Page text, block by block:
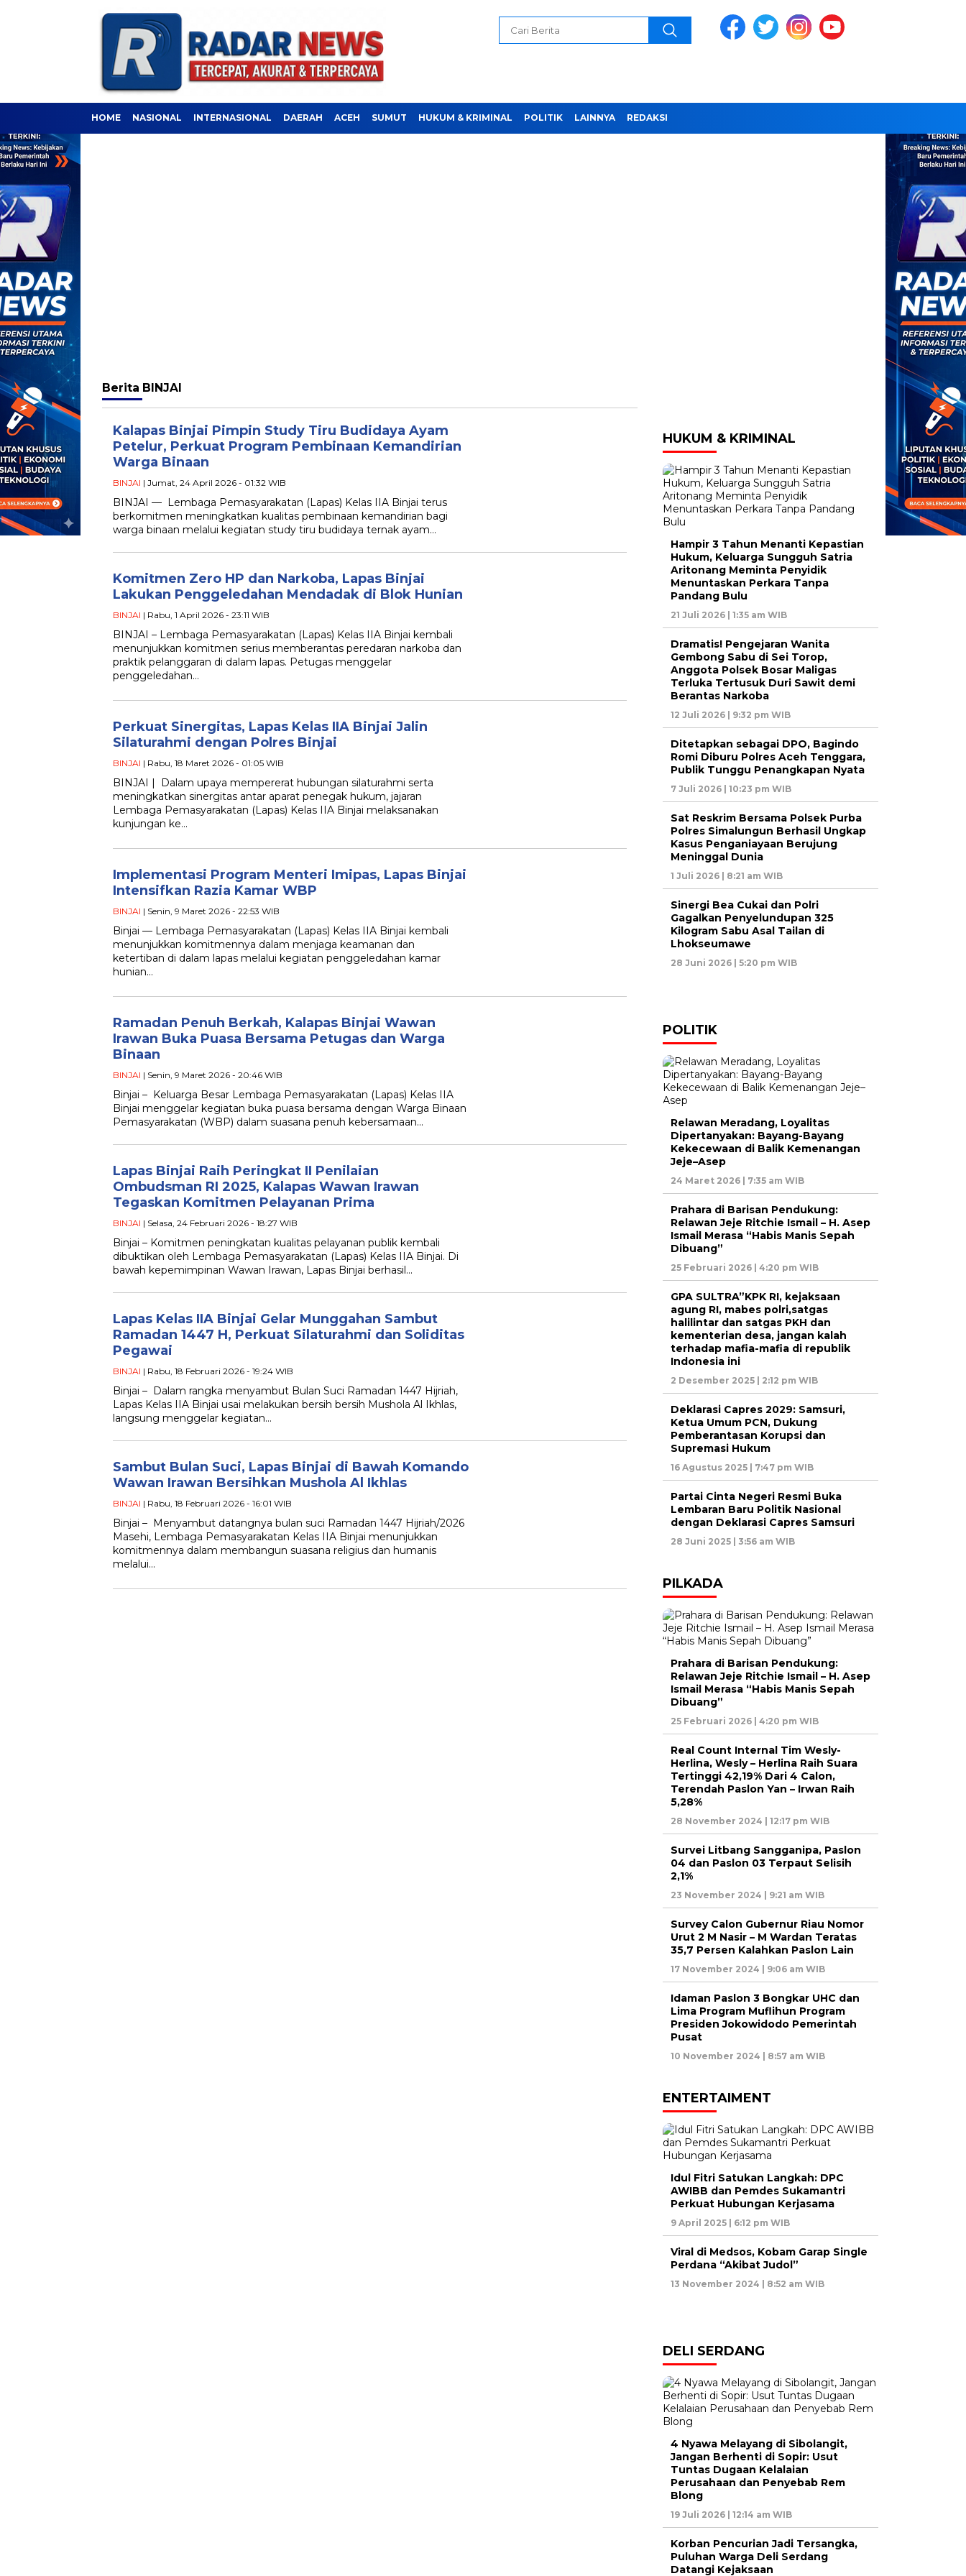
HOME NASIONAL INTERNASIONAL DAERAH ACEH SUMUT HUKUM & KRIMINAL POLITIK LAINNYA REDAKSI
Berita BINJAI
Kalapas Binjai Pimpin Study Tiru Budidaya Ayam
Petelur, Perkuat Program Pembinaan Kemandirian
Warga Binaan
BINJAI | Jumat, 24 April 2026 - 01:32 WIB
BINJAI — Lembaga Pemasyarakatan (Lapas) Kelas IIA Binjai terus
berkomitmen meningkatkan kualitas pembinaan kemandirian bagi
warga binaan melalui kegiatan study tiru budidaya ternak ayam…
Komitmen Zero HP dan Narkoba, Lapas Binjai
Lakukan Penggeledahan Mendadak di Blok Hunian
BINJAI | Rabu, 1 April 2026 - 23:11 WIB
BINJAI – Lembaga Pemasyarakatan (Lapas) Kelas IIA Binjai kembali
menunjukkan komitmen serius memberantas peredaran narkoba dan
praktik pelanggaran di dalam lapas. Petugas menggelar
penggeledahan…
Perkuat Sinergitas, Lapas Kelas IIA Binjai Jalin
Silaturahmi dengan Polres Binjai
BINJAI | Rabu, 18 Maret 2026 - 01:05 WIB
BINJAI | Dalam upaya mempererat hubungan silaturahmi serta
meningkatkan sinergitas antar aparat penegak hukum, jajaran
Lembaga Pemasyarakatan (Lapas) Kelas IIA Binjai melaksanakan
kunjungan ke…
Implementasi Program Menteri Imipas, Lapas Binjai
Intensifkan Razia Kamar WBP
BINJAI | Senin, 9 Maret 2026 - 22:53 WIB
Binjai — Lembaga Pemasyarakatan (Lapas) Kelas IIA Binjai kembali
menunjukkan komitmennya dalam menjaga keamanan dan
ketertiban di dalam lapas melalui kegiatan penggeledahan kamar
hunian…
Ramadan Penuh Berkah, Kalapas Binjai Wawan
Irawan Buka Puasa Bersama Petugas dan Warga
Binaan
BINJAI | Senin, 9 Maret 2026 - 20:46 WIB
Binjai – Keluarga Besar Lembaga Pemasyarakatan (Lapas) Kelas IIA
Binjai menggelar kegiatan buka puasa bersama dengan Warga Binaan
Pemasyarakatan (WBP) dalam suasana penuh kebersamaan…
Lapas Binjai Raih Peringkat II Penilaian
Ombudsman RI 2025, Kalapas Wawan Irawan
Tegaskan Komitmen Pelayanan Prima
BINJAI | Selasa, 24 Februari 2026 - 18:27 WIB
Binjai – Komitmen peningkatan kualitas pelayanan publik kembali
dibuktikan oleh Lembaga Pemasyarakatan (Lapas) Kelas IIA Binjai. Di
bawah kepemimpinan Wawan Irawan, Lapas Binjai berhasil…
Lapas Kelas IIA Binjai Gelar Munggahan Sambut
Ramadan 1447 H, Perkuat Silaturahmi dan Soliditas
Pegawai
BINJAI | Rabu, 18 Februari 2026 - 19:24 WIB
Binjai – Dalam rangka menyambut Bulan Suci Ramadan 1447 Hijriah,
Lapas Kelas IIA Binjai usai melakukan bersih bersih Mushola Al Ikhlas,
langsung menggelar kegiatan…
Sambut Bulan Suci, Lapas Binjai di Bawah Komando
Wawan Irawan Bersihkan Mushola Al Ikhlas
BINJAI | Rabu, 18 Februari 2026 - 16:01 WIB
Binjai – Menyambut datangnya bulan suci Ramadan 1447 Hijriah/2026
Masehi, Lembaga Pemasyarakatan Kelas IIA Binjai menunjukkan
komitmennya dalam membangun suasana religius dan humanis
melalui…
HUKUM & KRIMINAL
Hampir 3 Tahun Menanti Kepastian
Hukum, Keluarga Sungguh Satria
Aritonang Meminta Penyidik
Menuntaskan Perkara Tanpa
Pandang Bulu
21 Juli 2026 | 1:35 am WIB
Dramatis! Pengejaran Wanita
Gembong Sabu di Sei Torop,
Anggota Polsek Bosar Maligas
Terluka Tertusuk Duri Sawit demi
Berantas Narkoba
12 Juli 2026 | 9:32 pm WIB
Ditetapkan sebagai DPO, Bagindo
Romi Diburu Polres Aceh Tenggara,
Publik Tunggu Penangkapan Nyata
7 Juli 2026 | 10:23 pm WIB
Sat Reskrim Bersama Polsek Purba
Polres Simalungun Berhasil Ungkap
Kasus Penganiayaan Berujung
Meninggal Dunia
1 Juli 2026 | 8:21 am WIB
Sinergi Bea Cukai dan Polri
Gagalkan Penyelundupan 325
Kilogram Sabu Asal Tailan di
Lhokseumawe
28 Juni 2026 | 5:20 pm WIB
POLITIK
Relawan Meradang, Loyalitas
Dipertanyakan: Bayang-Bayang
Kekecewaan di Balik Kemenangan
Jeje–Asep
24 Maret 2026 | 7:35 am WIB
Prahara di Barisan Pendukung:
Relawan Jeje Ritchie Ismail – H. Asep
Ismail Merasa “Habis Manis Sepah
Dibuang”
25 Februari 2026 | 4:20 pm WIB
GPA SULTRA”KPK RI, kejaksaan
agung RI, mabes polri,satgas
halilintar dan satgas PKH dan
kementerian desa, jangan kalah
terhadap mafia-mafia di republik
Indonesia ini
2 Desember 2025 | 2:12 pm WIB
Deklarasi Capres 2029: Samsuri,
Ketua Umum PCN, Dukung
Pemberantasan Korupsi dan
Supremasi Hukum
16 Agustus 2025 | 7:47 pm WIB
Partai Cinta Negeri Resmi Buka
Lembaran Baru Politik Nasional
dengan Deklarasi Capres Samsuri
28 Juni 2025 | 3:56 am WIB
PILKADA
Prahara di Barisan Pendukung:
Relawan Jeje Ritchie Ismail – H. Asep
Ismail Merasa “Habis Manis Sepah
Dibuang”
25 Februari 2026 | 4:20 pm WIB
Real Count Internal Tim Wesly-
Herlina, Wesly – Herlina Raih Suara
Tertinggi 42,19% Dari 4 Calon,
Terendah Paslon Yan – Irwan Raih
5,28%
28 November 2024 | 12:17 pm WIB
Survei Litbang Sangganipa, Paslon
04 dan Paslon 03 Terpaut Selisih
2,1%
23 November 2024 | 9:21 am WIB
Survey Calon Gubernur Riau Nomor
Urut 2 M Nasir – M Wardan Teratas
35,7 Persen Kalahkan Paslon Lain
17 November 2024 | 9:06 am WIB
Idaman Paslon 3 Bongkar UHC dan
Lima Program Muflihun Program
Presiden Jokowidodo Pemerintah
Pusat
10 November 2024 | 8:57 am WIB
ENTERTAIMENT
Idul Fitri Satukan Langkah: DPC
AWIBB dan Pemdes Sukamantri
Perkuat Hubungan Kerjasama
9 April 2025 | 6:12 pm WIB
Viral di Medsos, Kobam Garap Single
Perdana “Akibat Judol”
13 November 2024 | 8:52 am WIB
DELI SERDANG
4 Nyawa Melayang di Sibolangit,
Jangan Berhenti di Sopir: Usut
Tuntas Dugaan Kelalaian
Perusahaan dan Penyebab Rem
Blong
19 Juli 2026 | 12:14 am WIB
Korban Pencurian Jadi Tersangka,
Puluhan Warga Deli Serdang
Datangi Kejaksaan